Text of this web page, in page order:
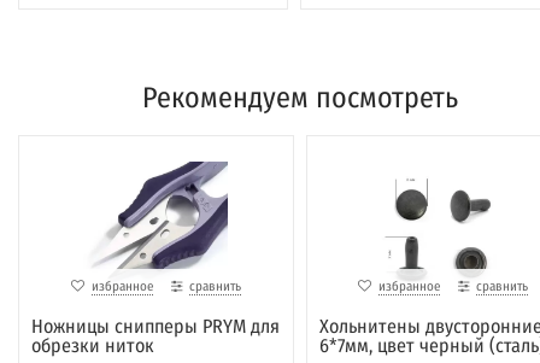
Рекомендуем посмотреть
избранное сравнить
Ножницы снипперы PRYM для
обрезки ниток
избранное сравнить
Хольнитены
6*7мм, цвет черный